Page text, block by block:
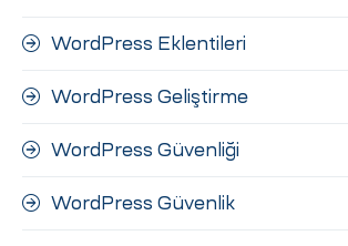
WordPress Eklentileri
WordPress Geliştirme
WordPress Güvenliği
WordPress Güvenlik